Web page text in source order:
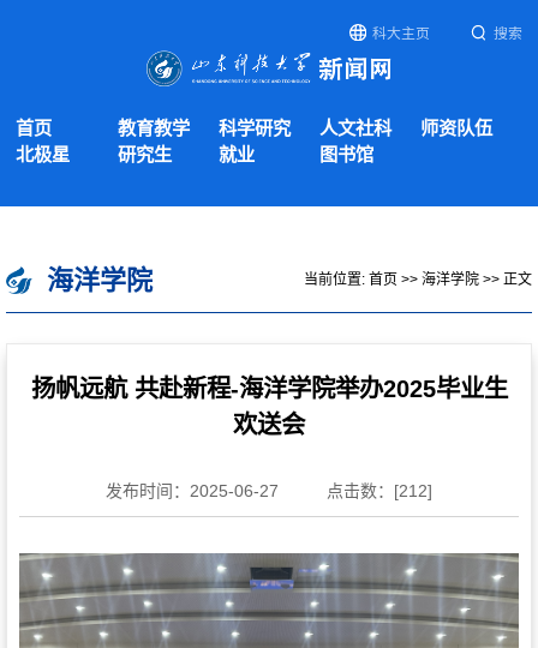
科大主页 搜索
首页 教育教学 科学研究 人文社科
师资队伍
北极星
研究生 就业 图书馆
海洋学院 当前位置: 首页 >> 海洋学院 >> 正文
扬帆远航 共赴新程-海洋学院举办2025毕业生
欢送会
发布时间：2025-06-27 点击数：[212]